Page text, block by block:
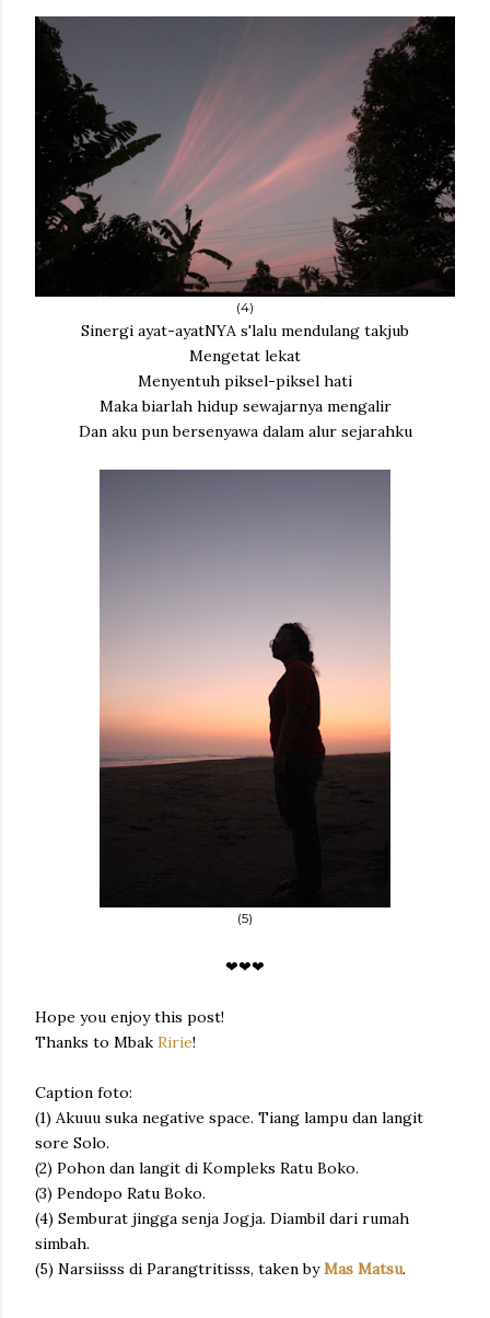
(4)
Sinergi ayat-ayatNYA s'lalu mendulang takjub
Mengetat lekat
Menyentuh piksel-piksel hati
Maka biarlah hidup sewajarnya mengalir
Dan aku pun bersenyawa dalam alur sejarahku
(5)
❤❤❤
Hope you enjoy this post!
Thanks to Mbak Ririe!
Caption foto:
(1) Akuuu suka negative space. Tiang lampu dan langit
sore Solo.
(2) Pohon dan langit di Kompleks Ratu Boko.
(3) Pendopo Ratu Boko.
(4) Semburat jingga senja Jogja. Diambil dari rumah
simbah.
(5) Narsiisss di Parangtritisss, taken byMas Matsu.